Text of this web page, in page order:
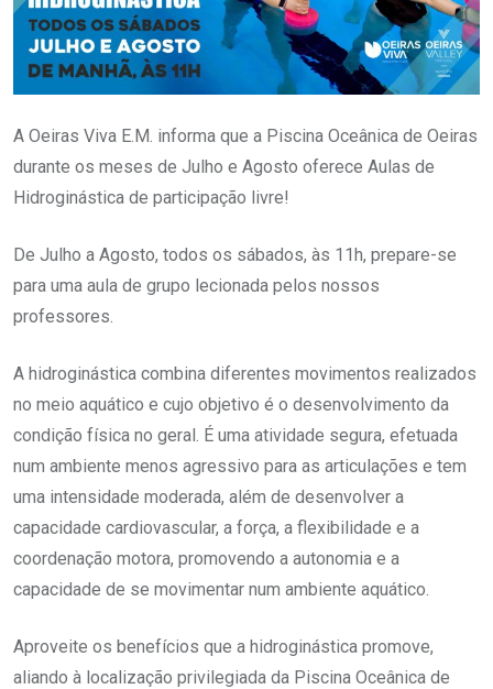
A Oeiras Viva E.M. informa que a Piscina Oceânica de Oeiras
durante os meses de Julho e Agosto oferece Aulas de
Hidroginástica de participação livre!
De Julho a Agosto, todos os sábados, às 11h, prepare-se
para uma aula de grupo lecionada pelos nossos
professores.
A hidroginástica combina diferentes movimentos realizados
no meio aquático e cujo objetivo é o desenvolvimento da
condição física no geral. É uma atividade segura, efetuada
num ambiente menos agressivo para as articulações e tem
uma intensidade moderada, além de desenvolver a
capacidade cardiovascular, a força, a flexibilidade e a
coordenação motora, promovendo a autonomia e a
capacidade de se movimentar num ambiente aquático.
Aproveite os benefícios que a hidroginástica promove,
aliando à localização privilegiada da Piscina Oceânica de